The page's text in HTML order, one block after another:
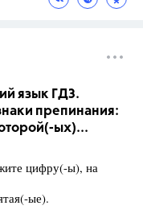
язык ГДЗ.
препинания:
ых)...
цифру(-ы), на
ые).